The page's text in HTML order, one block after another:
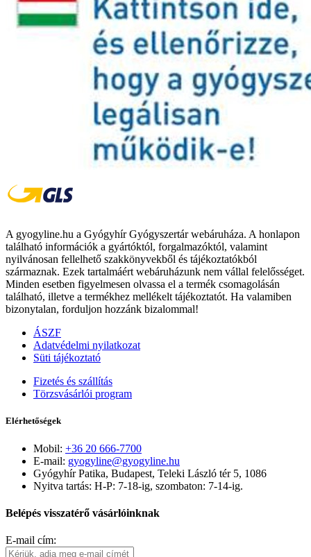
A gyogyline.hu a Gyógyhír Gyógyszertár webáruháza. A honlapon
található információk a gyártóktól, forgalmazóktól, valamint
nyilvánosan fellelhető szakkönyvekből és tájékoztatókból
származnak. Ezek tartalmáért webáruházunk nem vállal felelősséget.
Minden esetben figyelmesen olvassa el a termék csomagolásán
található, illetve a termékhez mellékelt tájékoztatót. Ha valamiben
bizonytalan, forduljon hozzánk bizalommal!
ÁSZF
Adatvédelmi nyilatkozat
Süti tájékoztató
Fizetés és szállítás
Törzsvásárlói program
Elérhetőségek
Mobil: +36 20 666-7700
E-mail: gyogyline@gyogyline.hu
Gyógyhír Patika, Budapest, Teleki László tér 5, 1086
Nyitva tartás: H-P: 7-18-ig, szombaton: 7-14-ig.
Belépés visszatérő vásárlóinknak
E-mail cím: